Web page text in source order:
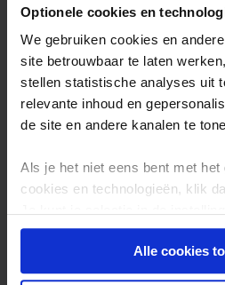
Optionele cookies en
We gebruiken cookies en
site betrouwbaar te laten
stellen statistische analyses uit
relevante inhoud en
de site en andere kanalen te
Als je het niet eens bent met het
cookies en technologieën, klik
onder aan de pagina op elk
toekomst wijzigen.Alle cookies
simpeler dan wat wij hier
Hoe smaakt de
keuken eigenlijk
gerechten die je